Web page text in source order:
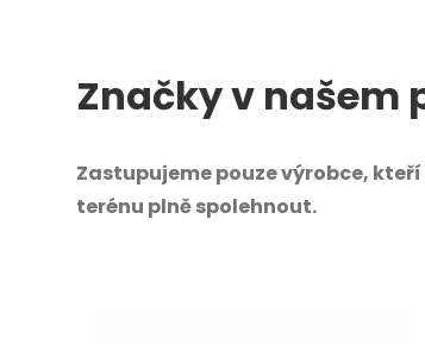
Značky v našem
Zastupujeme pouze výrobce,
terénu plně spolehnout.